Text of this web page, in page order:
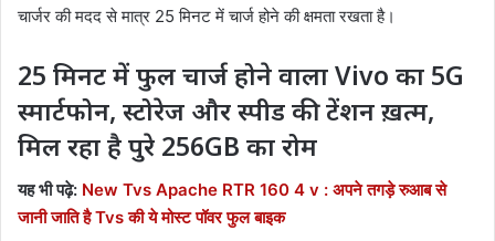
चार्जर की मदद से मात्र 25 मिनट में चार्ज होने की क्षमता रखता है।
25 मिनट में फुल चार्ज होने वाला Vivo का 5G
स्मार्टफोन, स्टोरेज और स्पीड की टेंशन ख़त्म,
मिल रहा है पुरे 256GB का रोम
यह भी पढ़े: New Tvs Apache RTR 160 4 v : अपने तगड़े रुआब से
जानी जाति है Tvs की ये मोस्ट पॉवर फुल बाइक